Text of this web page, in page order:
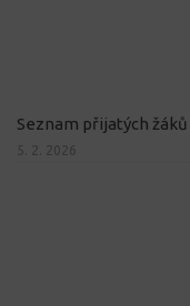
Seznam přijatých
5. 2. 2026